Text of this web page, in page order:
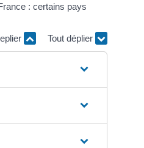
: certains pays
Tout déplier